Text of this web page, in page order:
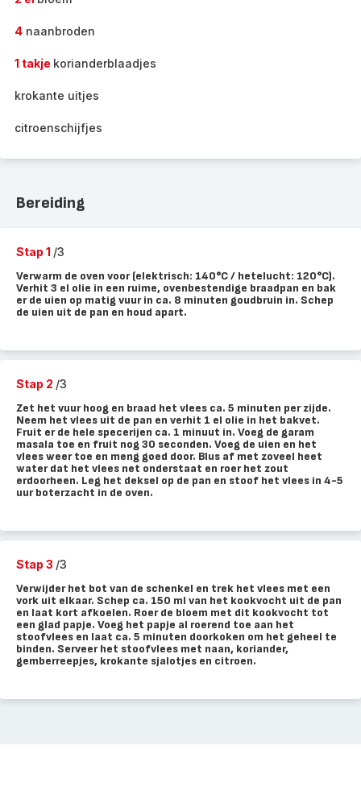
4 naanbroden
1 takje korianderblaadjes
krokante uitjes
citroenschijfjes
Bereiding
Stap 1 /3
Verwarm de oven voor (elektrisch: 140°C / hetelucht: 120°C).
Verhit 3 el olie in een ruime, ovenbestendige braadpan en bak
er de uien op matig vuur in ca. 8 minuten goudbruin in. Schep
de uien uit de pan en houd apart.
Stap 2 /3
Zet het vuur hoog en braad het vlees ca. 5 minuten per zijde.
Neem het vlees uit de pan en verhit 1 el olie in het bakvet.
Fruit er de hele specerijen ca. 1 minuut in. Voeg de garam
masala toe en fruit nog 30 seconden. Voeg de uien en het
vlees weer toe en meng goed door. Blus af met zoveel heet
water dat het vlees net onderstaat en roer het zout
erdoorheen. Leg het deksel op de pan en stoof het vlees in 4-5
uur boterzacht in de oven.
Stap 3 /3
Verwijder het bot van de schenkel en trek het vlees met een
vork uit elkaar. Schep ca. 150 ml van het kookvocht uit de pan
en laat kort afkoelen. Roer de bloem met dit kookvocht tot
een glad papje. Voeg het papje al roerend toe aan het
stoofvlees en laat ca. 5 minuten doorkoken om het geheel te
binden. Serveer het stoofvlees met naan, koriander,
gemberreepjes, krokante sjalotjes en citroen.